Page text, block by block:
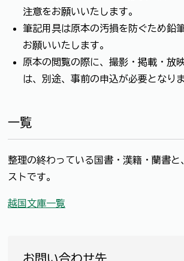
注意をお願いいたします。
筆記用具は原本の汚損を防ぐため鉛
お願いいたします。
原本の閲覧の際に、撮影・掲載・放
は、別途、事前の申込が必要となりま
一覧
整理の終わっている国書・漢籍・蘭書と
ストです。
越国文庫一覧
お問い合わせ先